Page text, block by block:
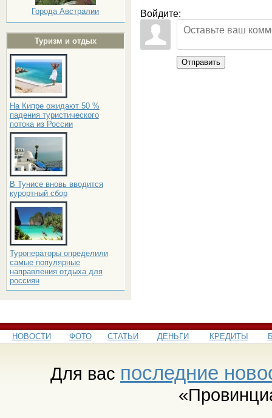
Города Австралии
Туризм и отдых
На Кипре ожидают 50 %
падения туристического
потока из России
В Тунисе вновь вводится
курортный сбор
Туроператоры определили
самые популярные
направления отдыха для
россиян
Войдите:
Отправить
НОВОСТИ ФОТО СТАТЬИ ДЕНЬГИ КРЕДИТЫ
Для вас последние